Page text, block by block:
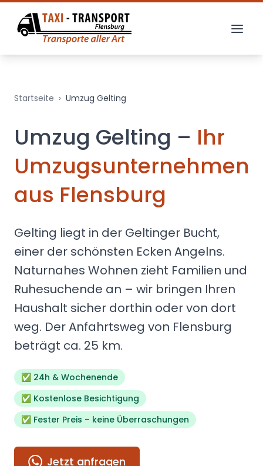
Startseite › Umzug Gelting
Umzug Gelting – Ihr
Umzugsunternehmen
aus Flensburg
Gelting liegt in der Geltinger Bucht,
einer der schönsten Ecken Angelns.
Naturnahes Wohnen zieht Familien und
Ruhesuchende an – wir bringen Ihren
Haushalt sicher dorthin oder von dort
weg. Der Anfahrtsweg von Flensburg
beträgt ca. 25 km.
✅ 24h & Wochenende
✅ Kostenlose Besichtigung
✅ Fester Preis – keine Überraschungen
Jetzt anfragen